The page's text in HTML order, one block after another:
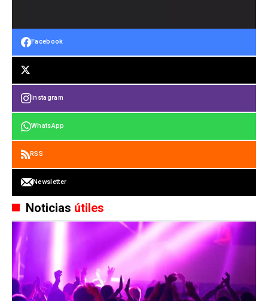
Facebook
Instagram
WhatsApp
RSS
Newsletter
Noticias útiles